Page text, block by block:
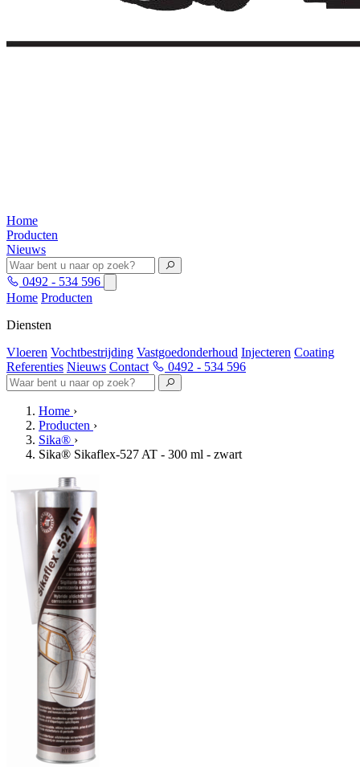
Home
Producten
Nieuws
0492 - 534 596
Home Producten
Diensten
Vloeren Vochtbestrijding Vastgoedonderhoud Injecteren Coating
Referenties Nieuws Contact 0492 - 534 596
Home ›
Producten ›
Sika® ›
Sika® Sikaflex-527 AT - 300 ml - zwart